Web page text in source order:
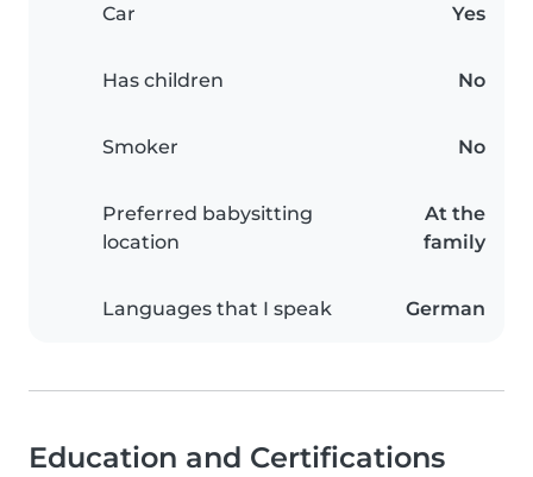
Car Yes
Has children No
Smoker No
Preferred babysitting
location
At the
family
Languages that I speak German
Education and Certifications